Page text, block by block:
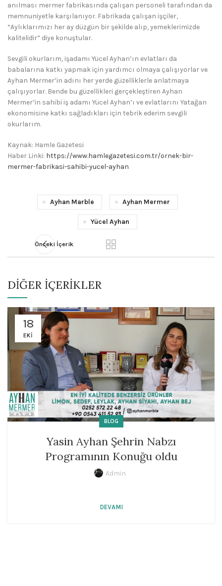
anılması mermer fabrikasında çalışan personeli tarafından da
memnuniyetle karşılanıyor. Fabrikada çalışan işçiler,
“Aylıklarımızı her ay düzgün bir şekilde alıp, yemeklerimizde
kalitelidir” diye konuştular.
Sevgili okurlarım, işadamı Yücel Ayhan’ın evlatları da
babalarına katkı yapmak için yardımcı olmaya çalışıyorlar ve
Ayhan Mermer’in adını her yerde güzelliklerle anlatmaya
çalışıyorlar. Bende bu güzellikleri gerçekleştiren Ayhan
Mermer’in sahibi iş adamı Yücel Ayhan’ı ve evlatlarını Yatağan
ekonomisine katkı sağladıkları için tebrik ederim sevgili
okurlarım.
Kaynak: Hamle Gazetesi
Haber Linki: https://www.hamlegazetesi.com.tr/ornek-bir-
mermer-fabrikasi-sahibi-yucel-ayhan
Ayhan Marble Ayhan Mermer
Yücel Ayhan
Önceki İçerik
DIĞER İÇERIKLER
18
EKI
BLOG
Yasin Ayhan Şehrin Nabzı
Programının Konuğu oldu
Admin
DEVAMI